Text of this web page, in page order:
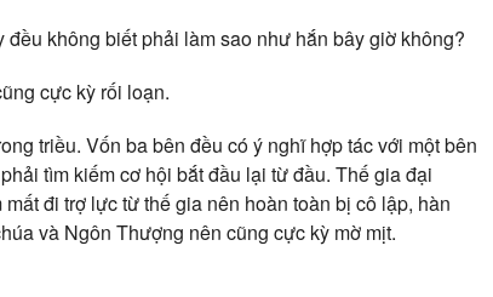
không biết phải làm sao như hắn bây giờ không?
cực kỳ rối loạn.
triều. Vốn ba bên đều có ý nghĩ hợp tác với một bên
tìm kiếm cơ hội bắt đầu lại từ đầu. Thế gia đại
đi trợ lực từ thế gia nên hoàn toàn bị cô lập, hàn
và Ngôn Thượng nên cũng cực kỳ mờ mịt.